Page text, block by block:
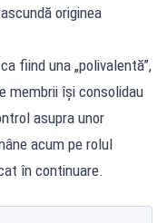
originea
fiind una „polivalentă”,
membrii își consolidau
asupra unor
acum pe rolul
în continuare.